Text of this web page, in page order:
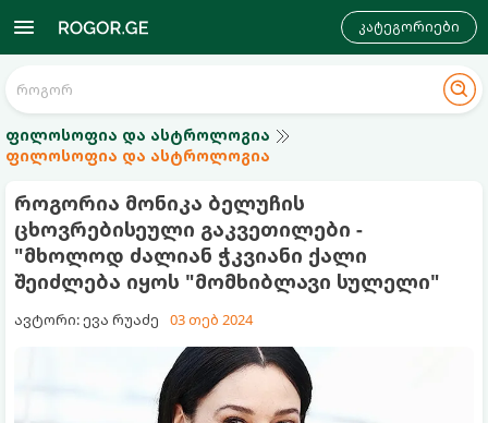
კატეგორიები
ფილოსოფია და ასტროლოგია
ფილოსოფია და ასტროლოგია
როგორია მონიკა ბელუჩის
ცხოვრებისეული გაკვეთილები -
"მხოლოდ ძალიან ჭკვიანი ქალი
შეიძლება იყოს "მომხიბლავი სულელი"
ავტორი: ევა რუაძე 03 თებ 2024